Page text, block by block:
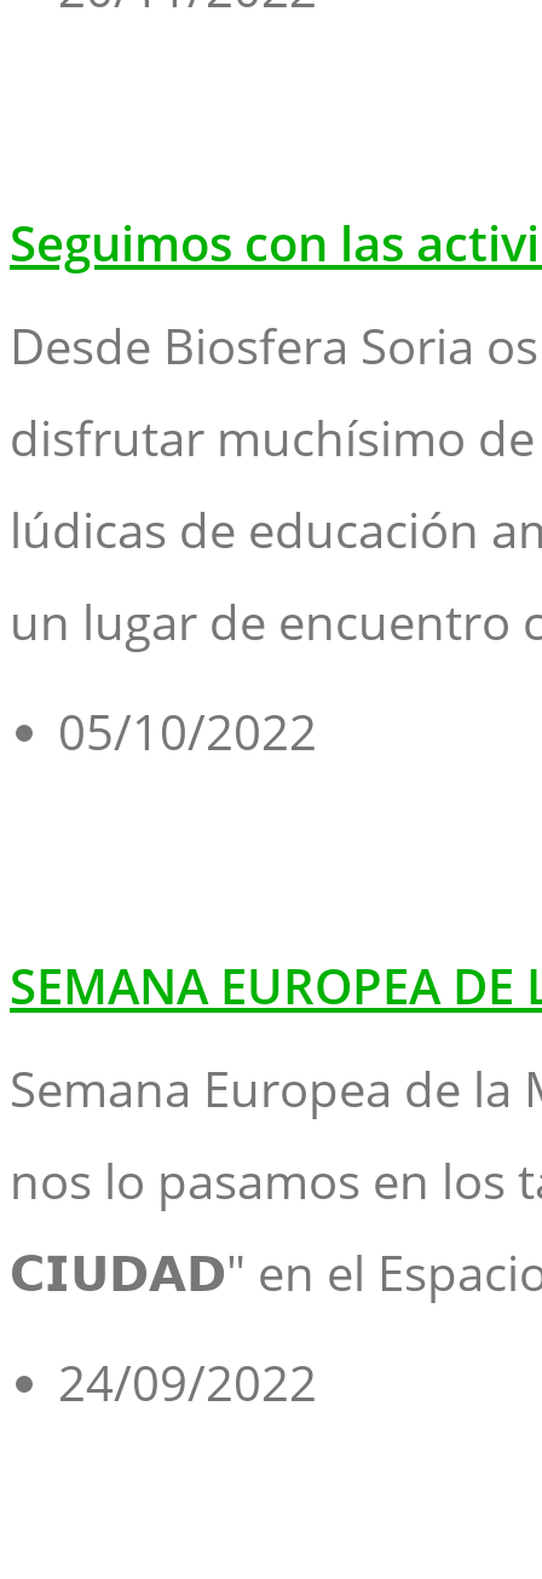
Seguimos con las
Desde Biosfera Soria
disfrutar muchísimo
lúdicas de educación
un lugar de encuentro
05/10/2022
SEMANA EUROPEA
Semana Europea de
nos lo pasamos en
𝗖𝗜𝗨𝗗𝗔𝗗" en el
24/09/2022